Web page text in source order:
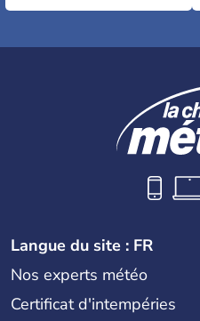
Langue du site : FR
Nos experts météo
Certificat d'intempéries